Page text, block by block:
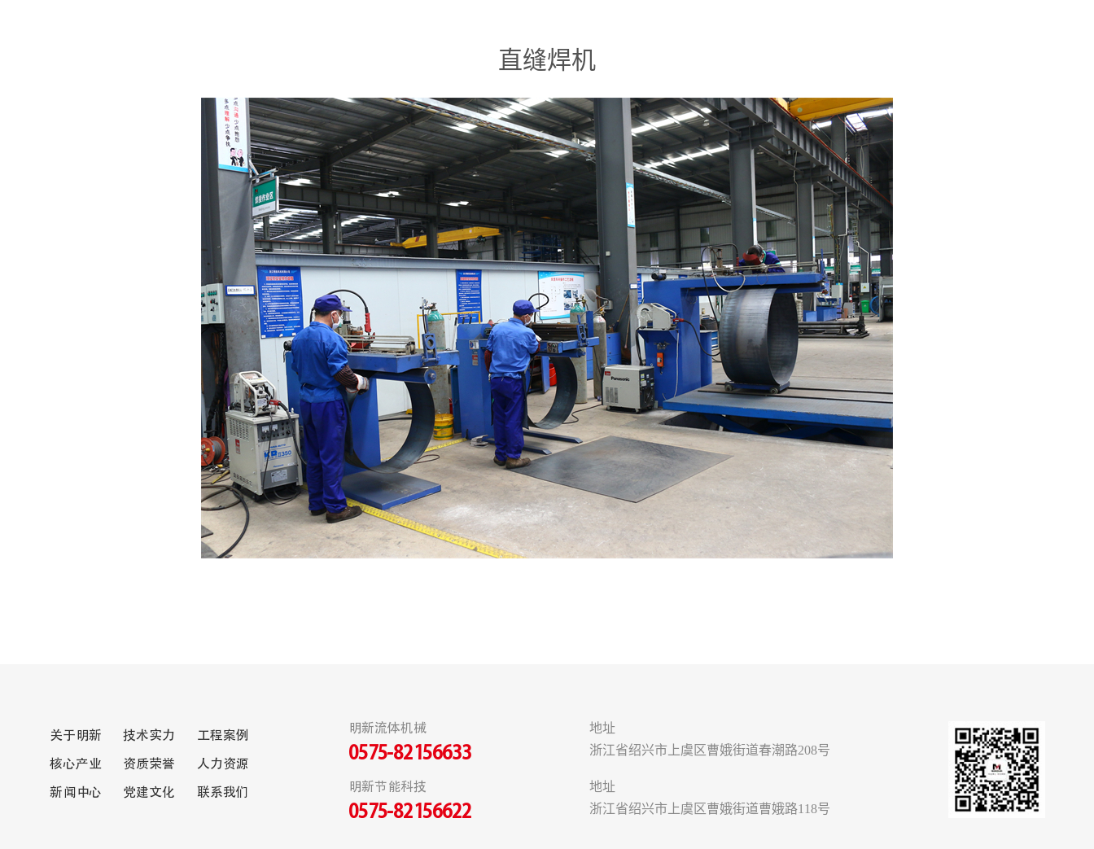
直缝焊机
关于明新
核心产业
新闻中心
技术实力
资质荣誉
党建文化
工程案例
人力资源
联系我们
明新流体机械
0575-82156633
明新节能科技
0575-82156622
地址
浙江省绍兴市上虞区曹娥街道春潮路208号
地址
浙江省绍兴市上虞区曹娥街道曹娥路118号